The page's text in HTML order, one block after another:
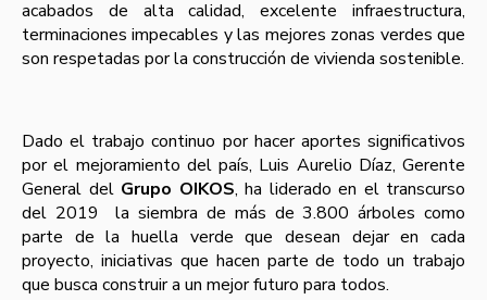
acabados de alta calidad, excelente infraestructura,
terminaciones impecables y las mejores zonas verdes que
son respetadas por la construcción de vivienda sostenible.
Dado el trabajo continuo por hacer aportes significativos
por el mejoramiento del país, Luis Aurelio Díaz, Gerente
General delGrupo OIKOS, ha liderado en el transcurso
del 2019
la siembra de más de 3.800 árboles como
parte de la huella verde que desean dejar en cada
proyecto, iniciativas que hacen parte de todo un trabajo
que busca construir a un mejor futuro para todos.